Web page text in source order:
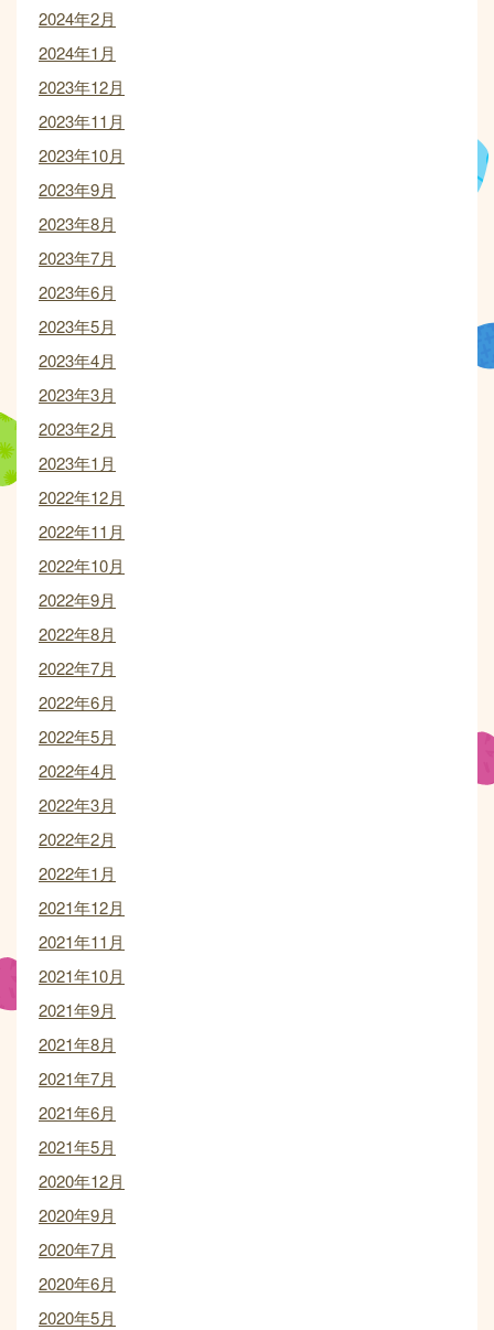
2024年2月
2024年1月
2023年12月
2023年11月
2023年10月
2023年9月
2023年8月
2023年7月
2023年6月
2023年5月
2023年4月
2023年3月
2023年2月
2023年1月
2022年12月
2022年11月
2022年10月
2022年9月
2022年8月
2022年7月
2022年6月
2022年5月
2022年4月
2022年3月
2022年2月
2022年1月
2021年12月
2021年11月
2021年10月
2021年9月
2021年8月
2021年7月
2021年6月
2021年5月
2020年12月
2020年9月
2020年7月
2020年6月
2020年5月